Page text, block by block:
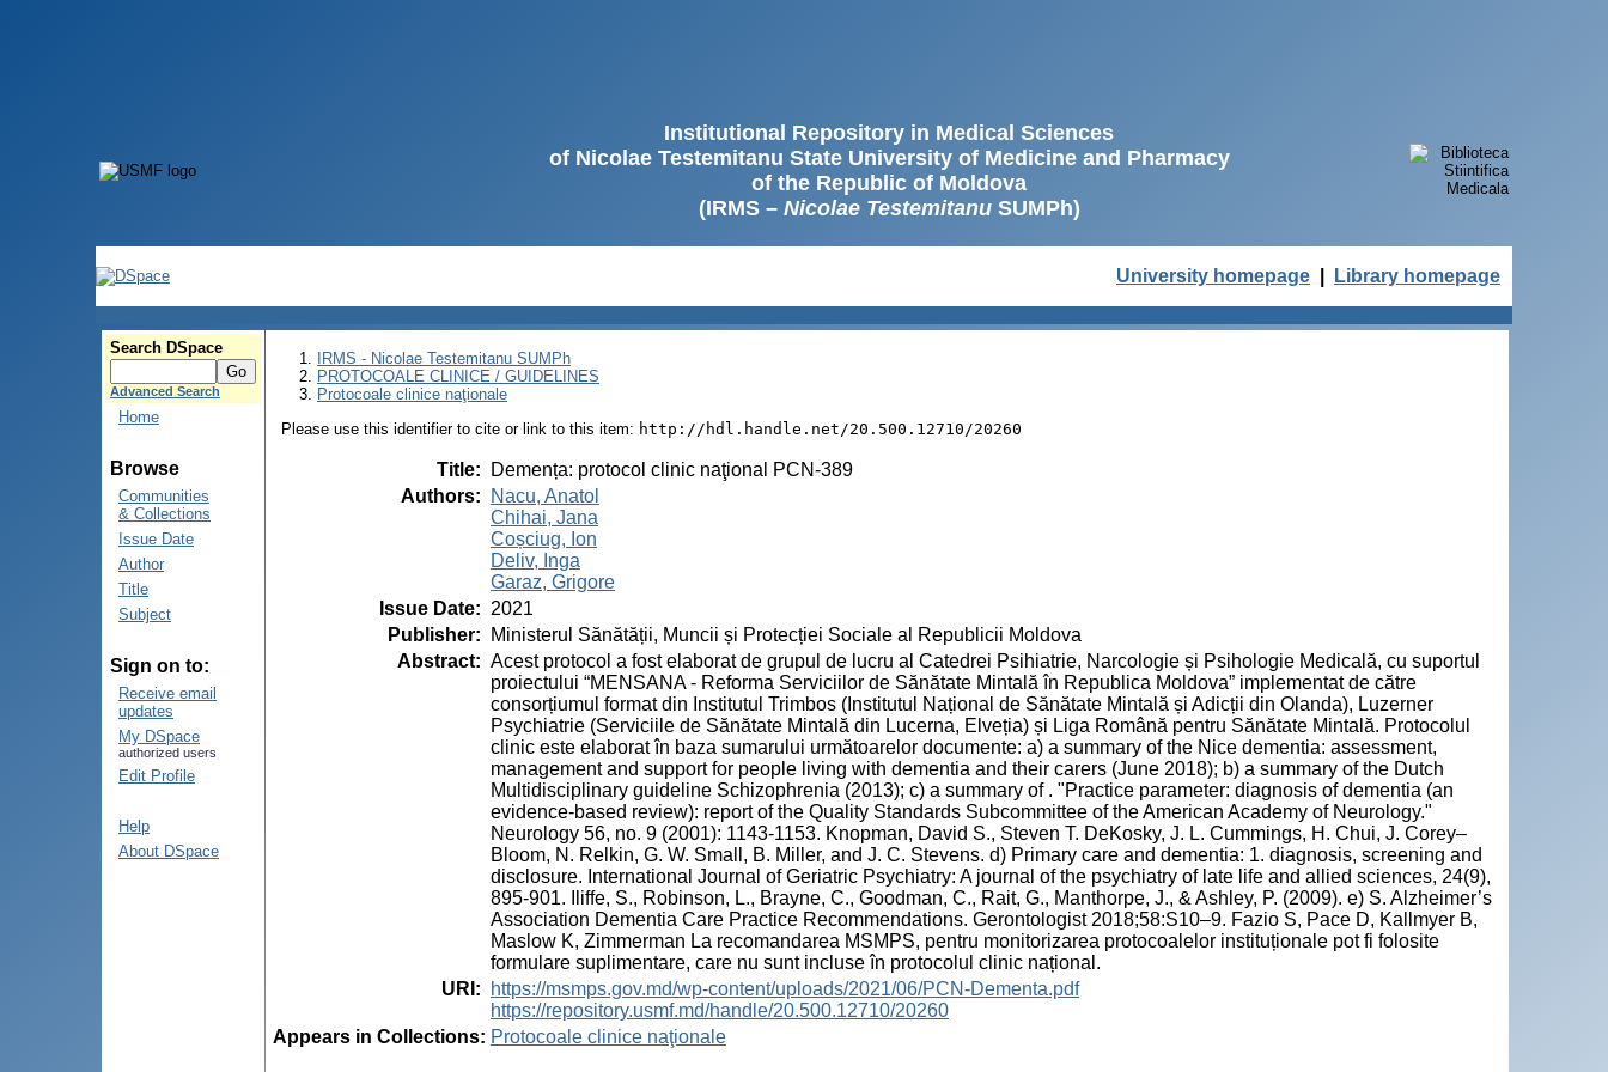
Institutional Repository in Medical Sciences
of Nicolae Testemitanu State University of Medicine and Pharmacy
of the Republic of Moldova
(IRMS – Nicolae TestemitanuSUMPh)
University homepage Library homepage
Search DSpace
Advanced Search
Home
Browse
Communities
& Collections
Issue Date
Author
Title
Subject
Sign on to:
Receive email
updates
My DSpace
authorized users
Edit Profile
Help
About DSpace
IRMS - Nicolae Testemitanu SUMPh
PROTOCOALE CLINICE / GUIDELINES
Protocoale clinice naţionale
Please use this identifier to cite or link to this item: http://hdl.handle.net/20.500.12710/20260
Title:
Demența: protocol clinic naţional PCN-389
Authors:
Nacu, Anatol
Chihai, Jana
Coșciug, Ion
Deliv, Inga
Garaz, Grigore
Issue Date: 2021
Publisher:
Ministerul Sănătății, Muncii și Protecției Sociale al Republicii Moldova
Abstract: Acest protocol a fost elaborat de grupul de lucru al Catedrei Psihiatrie, Narcologie și Psihologie Medicală, cu suportul
proiectului “MENSANA - Reforma Serviciilor de Sănătate Mintală în Republica Moldova” implementat de către
consorțiumul format din Institutul Trimbos (Institutul Național de Sănătate Mintală și Adicții din Olanda), Luzerner
Psychiatrie (Serviciile de Sănătate Mintală din Lucerna, Elveția) și Liga Română pentru Sănătate Mintală. Protocolul
clinic este elaborat în baza sumarului următoarelor documente: a) a summary of the Nice dementia: assessment,
management and support for people living with dementia and their carers (June 2018); b) a summary of the Dutch
Multidisciplinary guideline Schizophrenia (2013); c) a summary of . "Practice parameter: diagnosis of dementia (an
evidence-based review): report of the Quality Standards Subcommittee of the American Academy of Neurology."
Neurology 56, no. 9 (2001): 1143-1153. Knopman, David S., Steven T. DeKosky, J. L. Cummings, H. Chui, J. Corey–
Bloom, N. Relkin, G. W. Small, B. Miller, and J. C. Stevens. d) Primary care and dementia: 1. diagnosis, screening and
disclosure. International Journal of Geriatric Psychiatry: A journal of the psychiatry of late life and allied sciences, 24(9),
895-901. Iliffe, S., Robinson, L., Brayne, C., Goodman, C., Rait, G., Manthorpe, J., & Ashley, P. (2009). e) S. Alzheimer’s
Association Dementia Care Practice Recommendations. Gerontologist 2018;58:S10–9. Fazio S, Pace D, Kallmyer B,
Maslow K, Zimmerman La recomandarea MSMPS, pentru monitorizarea protocoalelor instituționale pot fi folosite
formulare suplimentare, care nu sunt incluse în protocolul clinic național.
URI :
https://msmps.gov.md/wp-content/uploads/2021/06/PCN-Dementa.pdf
https://repository.usmf.md/handle/20.500.12710/20260
Appears in Collections: Protocoale clinice naţionale